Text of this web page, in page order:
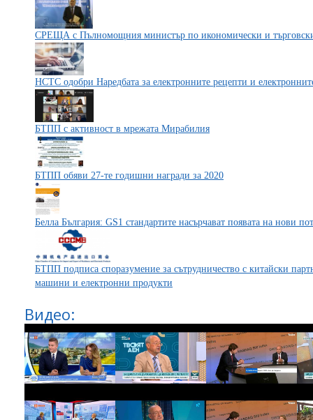
СРЕЩА с Пълномощния министър по икономически и
НСТС одобри Наредбата за електронните рецепти и
БТПП с активност в мрежата Мирабилия
БТПП обяви 27-те годишни награди за 2020
Белла България: GS1 стандартите насърчават появата на нови
БТПП подписа споразумение за сътрудничество с китайски
машини и електронни продукти
Видео: